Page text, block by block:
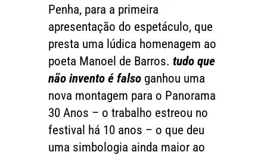
Penha, para a primeira
apresentação do espetáculo, que
presta uma lúdica homenagem ao
poeta Manoel de Barros. tudo que
não invento é falso ganhou uma
nova montagem para o Panorama
30 Anos – o trabalho estreou no
festival há 10 anos – o que deu
uma simbologia ainda maior ao